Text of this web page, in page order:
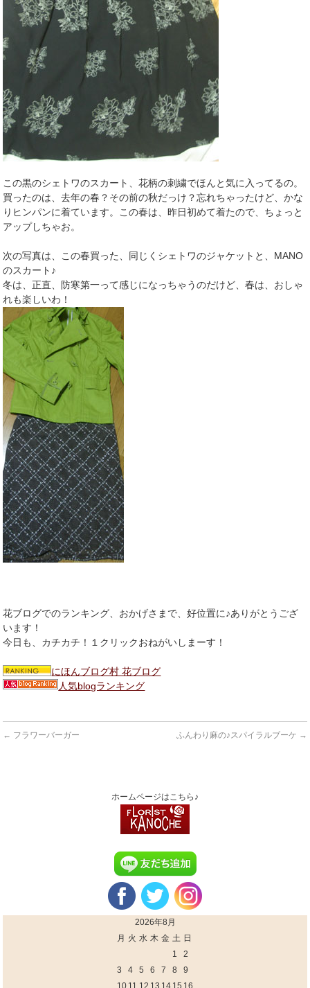
この黒のシェトワのスカート、花柄の刺繍でほんと気に入ってるの。
買ったのは、去年の春？その前の秋だっけ？忘れちゃったけど、かな
りヒンパンに着ています。この春は、昨日初めて着たので、ちょっと
アップしちゃお。
次の写真は、この春買った、同じくシェトワのジャケットと、MANO
のスカート♪
冬は、正直、防寒第一って感じになっちゃうのだけど、春は、おしゃ
れも楽しいわ！
花ブログでのランキング、おかげさまで、好位置に♪ありがとうござ
います！
今日も、カチカチ！１クリックおねがいしまーす！
にほんブログ村 花ブログ
人気blogランキング
← フラワーバーガー ふんわり麻の♪スパイラルブーケ →
ホームページはこちら♪
2026年8月
月 火 水 木 金 土 日
1
2
3
4 5 6 7 8
9
10 11 12 13 14 15 16